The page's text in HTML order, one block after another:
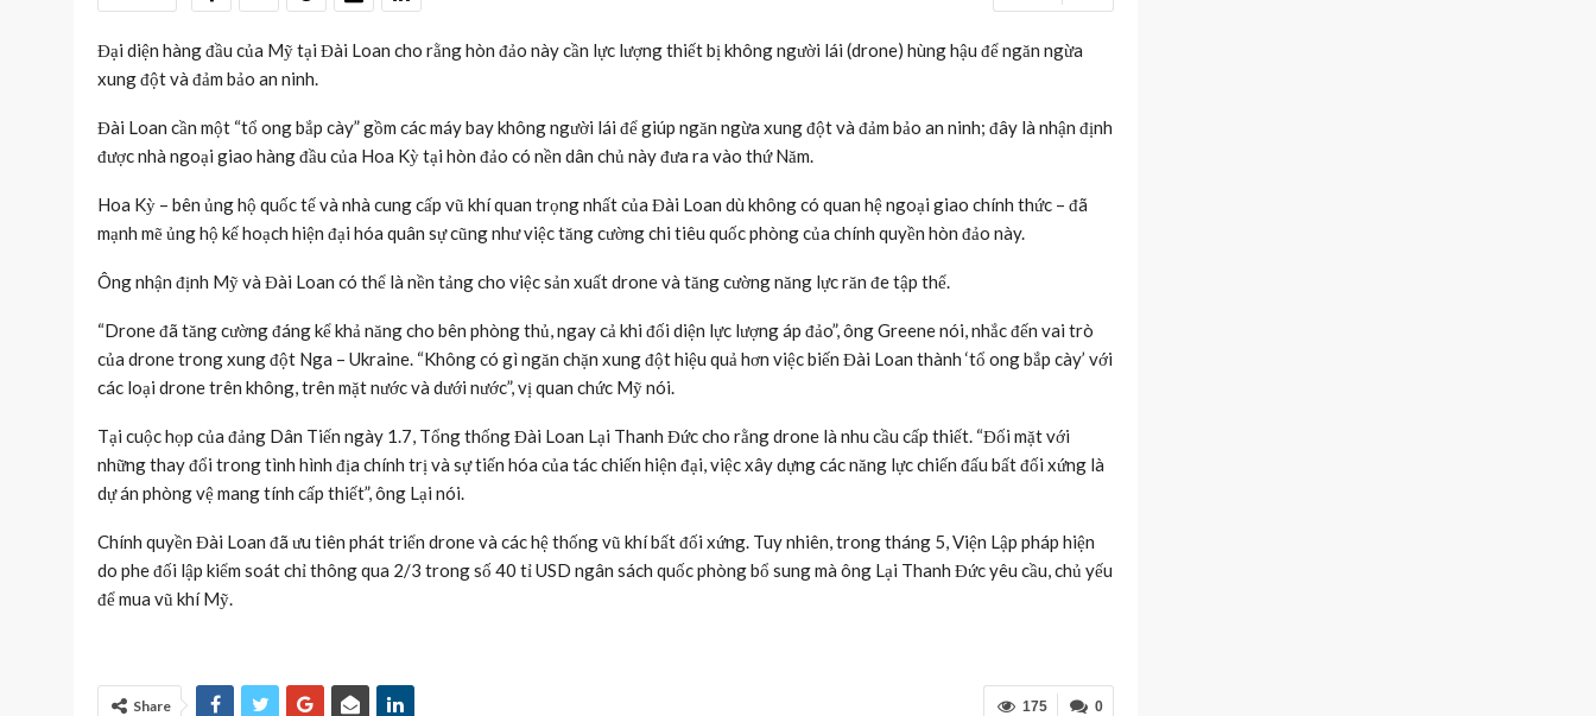
Đại diện hàng đầu của Mỹ tại Đài Loan cho rằng hòn đảo này cần lực lượng thiết bị không người lái (drone) hùng hậu để ngăn ngừa
xung đột và đảm bảo an ninh.
Đài Loan cần một “tổ ong bắp cày” gồm các máy bay không người lái để giúp ngăn ngừa xung đột và đảm bảo an ninh; đây là nhận định
được nhà ngoại giao hàng đầu của Hoa Kỳ tại hòn đảo có nền dân chủ này đưa ra vào thứ Năm.
Hoa Kỳ – bên ủng hộ quốc tế và nhà cung cấp vũ khí quan trọng nhất của Đài Loan dù không có quan hệ ngoại giao chính thức – đã
mạnh mẽ ủng hộ kế hoạch hiện đại hóa quân sự cũng như việc tăng cường chi tiêu quốc phòng của chính quyền hòn đảo này.
Ông nhận định Mỹ và Đài Loan có thể là nền tảng cho việc sản xuất drone và tăng cường năng lực răn đe tập thể.
“Drone đã tăng cường đáng kể khả năng cho bên phòng thủ, ngay cả khi đối diện lực lượng áp đảo”, ông Greene nói, nhắc đến vai trò
của drone trong xung đột Nga – Ukraine. “Không có gì ngăn chặn xung đột hiệu quả hơn việc biến Đài Loan thành ‘tổ ong bắp cày’ với
các loại drone trên không, trên mặt nước và dưới nước”, vị quan chức Mỹ nói.
Tại cuộc họp của đảng Dân Tiến ngày 1.7, Tổng thống Đài Loan Lại Thanh Đức cho rằng drone là nhu cầu cấp thiết. “Đối mặt với
những thay đổi trong tình hình địa chính trị và sự tiến hóa của tác chiến hiện đại, việc xây dựng các năng lực chiến đấu bất đối xứng là
dự án phòng vệ mang tính cấp thiết”, ông Lại nói.
Chính quyền Đài Loan đã ưu tiên phát triển drone và các hệ thống vũ khí bất đối xứng. Tuy nhiên, trong tháng 5, Viện Lập pháp hiện
do phe đối lập kiểm soát chỉ thông qua 2/3 trong số 40 tỉ USD ngân sách quốc phòng bổ sung mà ông Lại Thanh Đức yêu cầu, chủ yếu
để mua vũ khí Mỹ.
0
175
Share